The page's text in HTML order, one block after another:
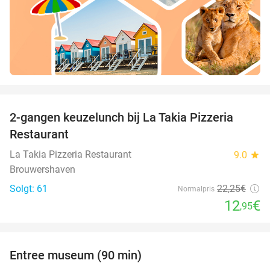
2-gangen keuzelunch bij La Takia Pizzeria
Restaurant
La Takia Pizzeria Restaurant 9.0 star
Brouwershaven
Solgt: 61
Normalpris 22,25€
12,95€
Entree museum (90 min)